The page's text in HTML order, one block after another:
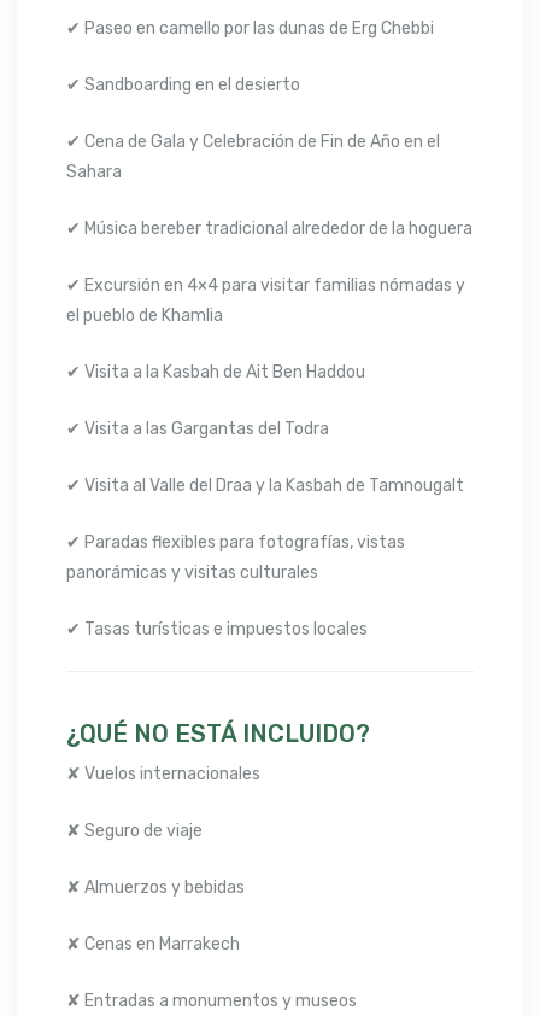
✔ Paseo en camello por las dunas de Erg Chebbi
✔ Sandboarding en el desierto
✔ Cena de Gala y Celebración de Fin de Año en el
Sahara
✔ Música bereber tradicional alrededor de la hoguera
✔ Excursión en 4×4 para visitar familias nómadas y
el pueblo de Khamlia
✔ Visita a la Kasbah de Ait Ben Haddou
✔ Visita a las Gargantas del Todra
✔ Visita al Valle del Draa y la Kasbah de Tamnougalt
✔ Paradas flexibles para fotografías, vistas
panorámicas y visitas culturales
✔ Tasas turísticas e impuestos locales
¿QUÉ NO ESTÁ INCLUIDO?
✘ Vuelos internacionales
✘ Seguro de viaje
✘ Almuerzos y bebidas
✘ Cenas en Marrakech
✘ Entradas a monumentos y museos